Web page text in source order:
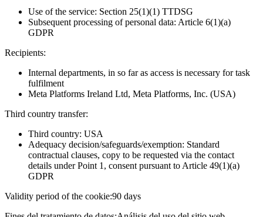
Use of the service: Section 25(1)(1) TTDSG
Subsequent processing of personal data: Article 6(1)(a)
GDPR
Recipients:
Internal departments, in so far as access is necessary for task
fulfilment
Meta Platforms Ireland Ltd, Meta Platforms, Inc. (USA)
Third country transfer:
Third country: USA
Adequacy decision/safeguards/exemption: Standard
contractual clauses, copy to be requested via the contact
details under Point 1, consent pursuant to Article 49(1)(a)
GDPR
Validity period of the cookie:90 days